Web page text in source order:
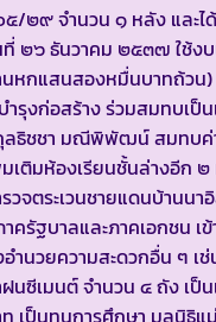
/๒๙ จำนวน ๑ หลัง และไ
๒๖ ธันวาคม ๒๕๓๗ ใช้ง
หกแสนสองหมื่นบาทถ้วน
ำรุงก่อสร้าง ร่วมสมทบเ
ธิชชา มณีพิพัฒน์ สมทบค่า
เติมห้องเรียนชั้นล่างอีก ๒
วจตระเวนชายแดนบ้านน
ครัฐบาลและภาคเอกชน
ำนวยความสะดวกอื่น ๆ เ
นซีเมนต์ จำนวน ๔ ถัง เป็
เป็นทุนการศึกษา มูลนิธิแ